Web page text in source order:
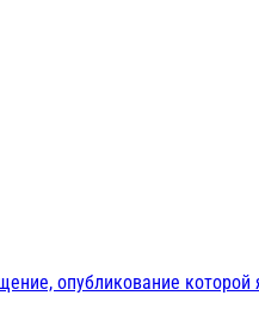
опубликование которой